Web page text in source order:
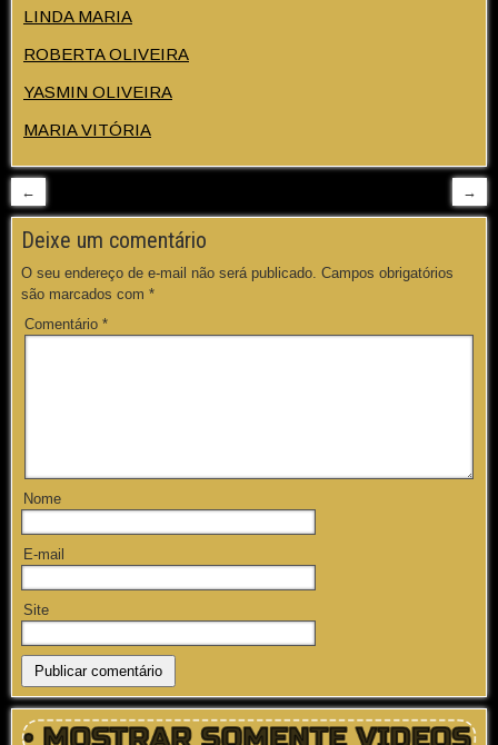
LINDA MARIA
ROBERTA OLIVEIRA
YASMIN OLIVEIRA
MARIA VITÓRIA
← →
Deixe um comentário
O seu endereço de e-mail não será publicado. Campos obrigatórios
são marcados com *
Comentário *
Nome
E-mail
Site